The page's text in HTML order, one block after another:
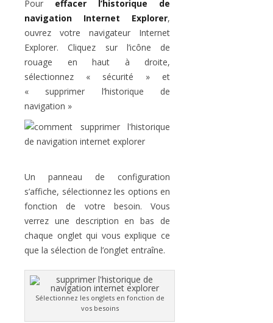
Pour effacer l’historique de
navigation Internet Explorer,
ouvrez votre navigateur Internet
Explorer. Cliquez sur l’icône de
rouage en haut à droite,
sélectionnez « sécurité » et
« supprimer l’historique de
navigation »
Un panneau de configuration
s’affiche, sélectionnez les options en
fonction de votre besoin. Vous
verrez une description en bas de
chaque onglet qui vous explique ce
que la sélection de l’onglet entraîne.
Sélectionnez les onglets en fonction de
vos besoins